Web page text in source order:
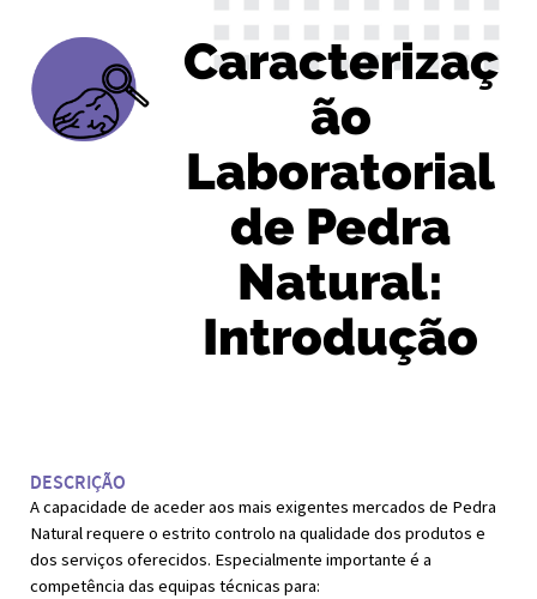
Caracterizaç
ão
Laboratorial
de Pedra
Natural:
Introdução
DESCRIÇÃO
A capacidade de aceder aos mais exigentes mercados de Pedra
Natural requere o estrito controlo na qualidade dos produtos e
dos serviços oferecidos. Especialmente importante é a
competência das equipas técnicas para: